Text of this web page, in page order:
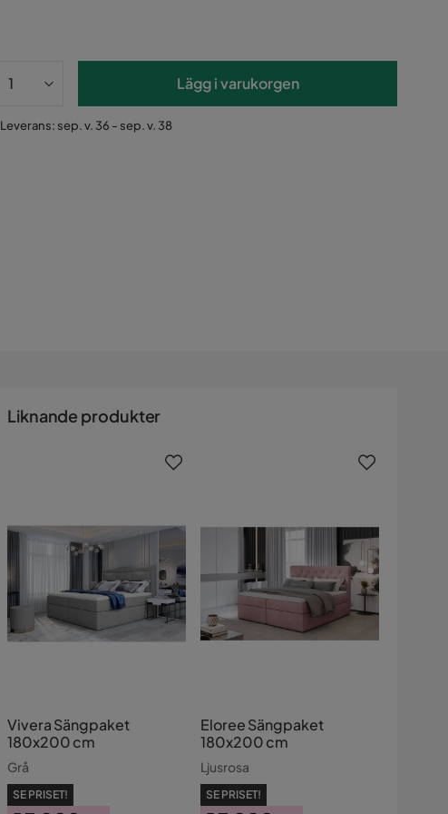
Lägg i varukorgen
Leverans: sep. v. 36 - sep. v. 38
Liknande produkter
Vivera Sängpaket
180x200 cm
Grå
SE PRISET!
Eloree Sängpaket
180x200 cm
Ljusrosa
SE PRISET!